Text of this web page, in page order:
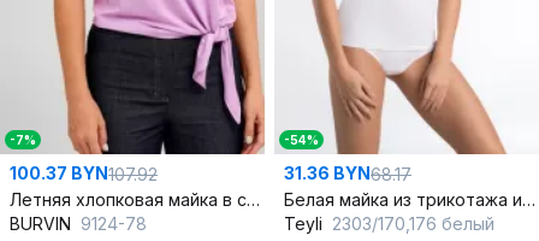
-7%
100.37 BYN107.92
Летняя хлопковая майка в стиле на каждый день
BURVIN 9124-78
-54%
31.36 BYN68.17
Белая майка из трикотажа и хлопка с овальной горловиной
Teyli 2303/170,176 белый